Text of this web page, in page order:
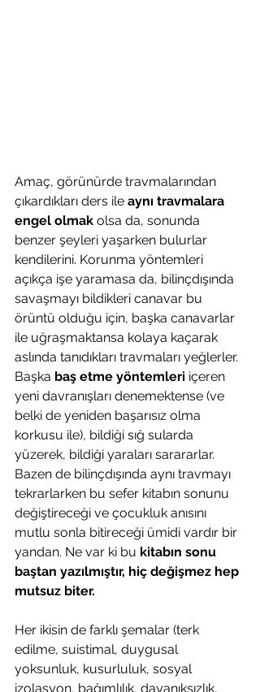
Amaç, görünürde travmalarından
çıkardıkları ders ile aynı travmalara
engel olmak olsa da, sonunda
benzer şeyleri yaşarken bulurlar
kendilerini. Korunma yöntemleri
açıkça işe yaramasa da, bilinçdışında
savaşmayı bildikleri canavar bu
örüntü olduğu için, başka canavarlar
ile uğraşmaktansa kolaya kaçarak
aslında tanıdıkları travmaları yeğlerler.
Başka baş etme yöntemleri içeren
yeni davranışları denemektense (ve
belki de yeniden başarısız olma
korkusu ile), bildiği sığ sularda
yüzerek, bildiği yaraları sarararlar.
Bazen de bilinçdışında aynı travmayı
tekrarlarken bu sefer kitabın sonunu
değiştireceği ve çocukluk anısını
mutlu sonla bitireceği ümidi vardır bir
yandan. Ne var ki bu kitabın sonu
baştan yazılmıştır, hiç değişmez hep
mutsuz biter.
Her ikisin de farklı şemalar (terk
edilme, suistimal, duygusal
yoksunluk, kusurluluk, sosyal
izolasyon, bağımlılık, dayanıksızlık,